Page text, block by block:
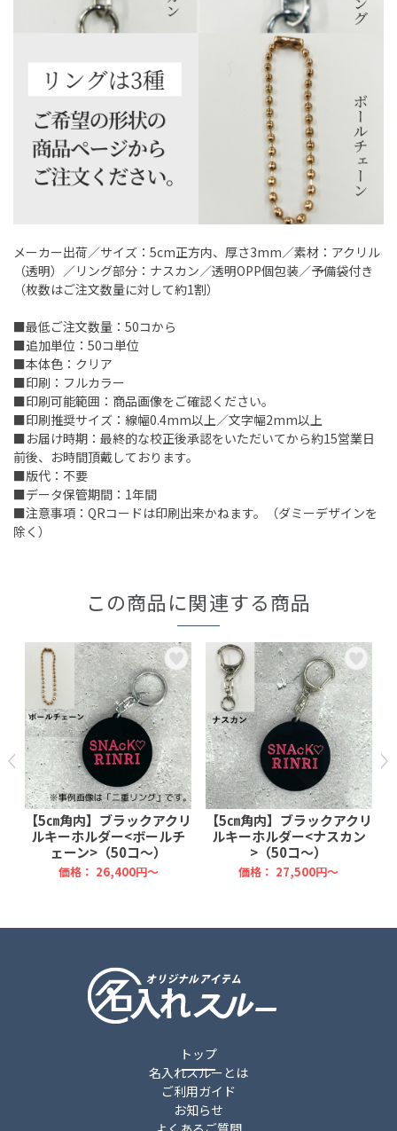
メーカー出荷／サイズ：5cm正方内、厚さ3mm／素材：アクリル
（透明）／リング部分：ナスカン／透明OPP個包装／予備袋付き
（枚数はご注文数量に対して約1割）
■最低ご注文数量：50コから
■追加単位：50コ単位
■本体色：クリア
■印刷：フルカラー
■印刷可能範囲：商品画像をご確認ください。
■印刷推奨サイズ：線幅0.4mm以上／文字幅2mm以上
■お届け時期：最終的な校正後承認をいただいてから約15営業日
前後、お時間頂戴しております。
■版代：不要
■データ保管期間：1年間
■注意事項：QRコードは印刷出来かねます。（ダミーデザインを
除く）
この商品に関連する商品
【5㎝角内】ブラックアクリ
ルキーホルダー<ボールチ
ェーン>（50コ～）
価格： 26,400円～
【5㎝角内】ブラックアクリ
ルキーホルダー<ナスカン
>（50コ～）
価格： 27,500円～
トップ
名入れスルーとは
ご利用ガイド
お知らせ